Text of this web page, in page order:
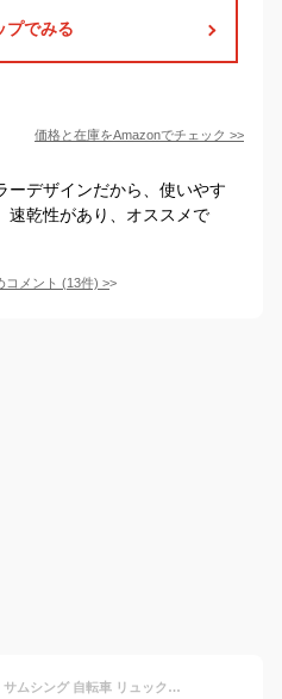
プでみる
価格と在庫をAmazonでチェック >>
ーデザインだから、使いやす
速乾性があり、オススメで
コメント (13件) >
[サムシング] SOMETHING サムシング 自転車 リュック対応 バイザーシステム搭載 軽量 レインコート ウィズレインハイポンチョPlus レディース ギンガム フリーサイズ